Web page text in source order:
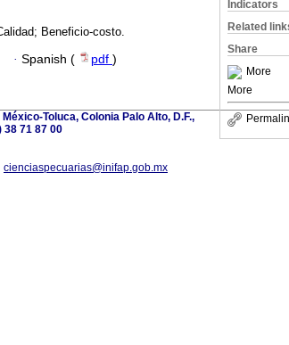
Indicators
Related
Share
More
More
Beneficio-costo.
· Spanish ( pdf )
Toluca, Colonia Palo Alto, D.F.,
38 71 87 00
cienciaspecuarias@inifap.gob.mx